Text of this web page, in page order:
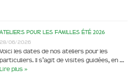
Ateliers pour les familles été 2026
28/06/2026
Voici les dates de nos ateliers pour les
particuliers. Il s’agit de visites guidées, en …
Lire plus »